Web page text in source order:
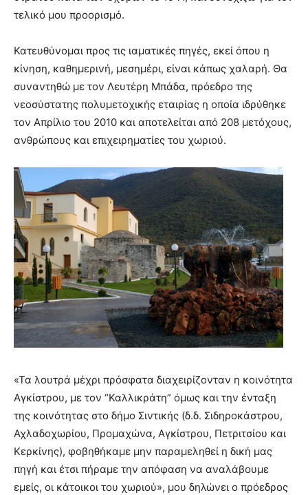
τελικό μου προορισμό.
Κατευθύνομαι προς τις ιαματικές πηγές, εκεί όπου η
κίνηση, καθημερινή, μεσημέρι, είναι κάπως χαλαρή. Θα
συναντηθώ με τον Λευτέρη Μπάδα, πρόεδρο της
νεοσύστατης πολυμετοχικής εταιρίας η οποία ιδρύθηκε
τον Απρίλιο του 2010 και αποτελείται από 208 μετόχους,
ανθρώπους και επιχειρηματίες του χωριού.
«Τα λουτρά μέχρι πρόσφατα διαχειρίζονταν η κοινότητα
Αγκίστρου, με τον “Καλλικράτη” όμως και την ένταξη
της κοινότητας στο δήμο Σιντικής (δ.δ. Σιδηροκάστρου,
Αχλαδοχωρίου, Προμαχώνα, Αγκίστρου, Πετριτσίου και
Κερκίνης), φοβηθήκαμε μην παραμεληθεί η δική μας
πηγή και έτσι πήραμε την απόφαση να αναλάβουμε
εμείς, οι κάτοικοι του χωριού», μου δηλώνει ο πρόεδρος